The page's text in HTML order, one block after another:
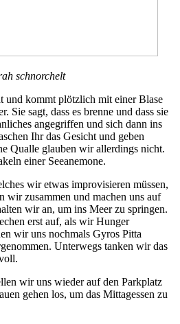
schnorchelt
und kommt plötzlich mit einer Blase
Sie sagt, dass es brenne und dass sie
angegriffen und sich dann ins
Ihr das Gesicht und geben
Qualle glauben wir allerdings nicht.
einer Seeanemone.
wir etwas improvisieren müssen,
wir zusammen und machen uns auf
wir an, um ins Meer zu springen.
erst auf, als wir Hunger
wir uns nochmals Gyros Pitta
Unterwegs tanken wir das
wir uns wieder auf den Parkplatz
gehen los, um das Mittagessen zu